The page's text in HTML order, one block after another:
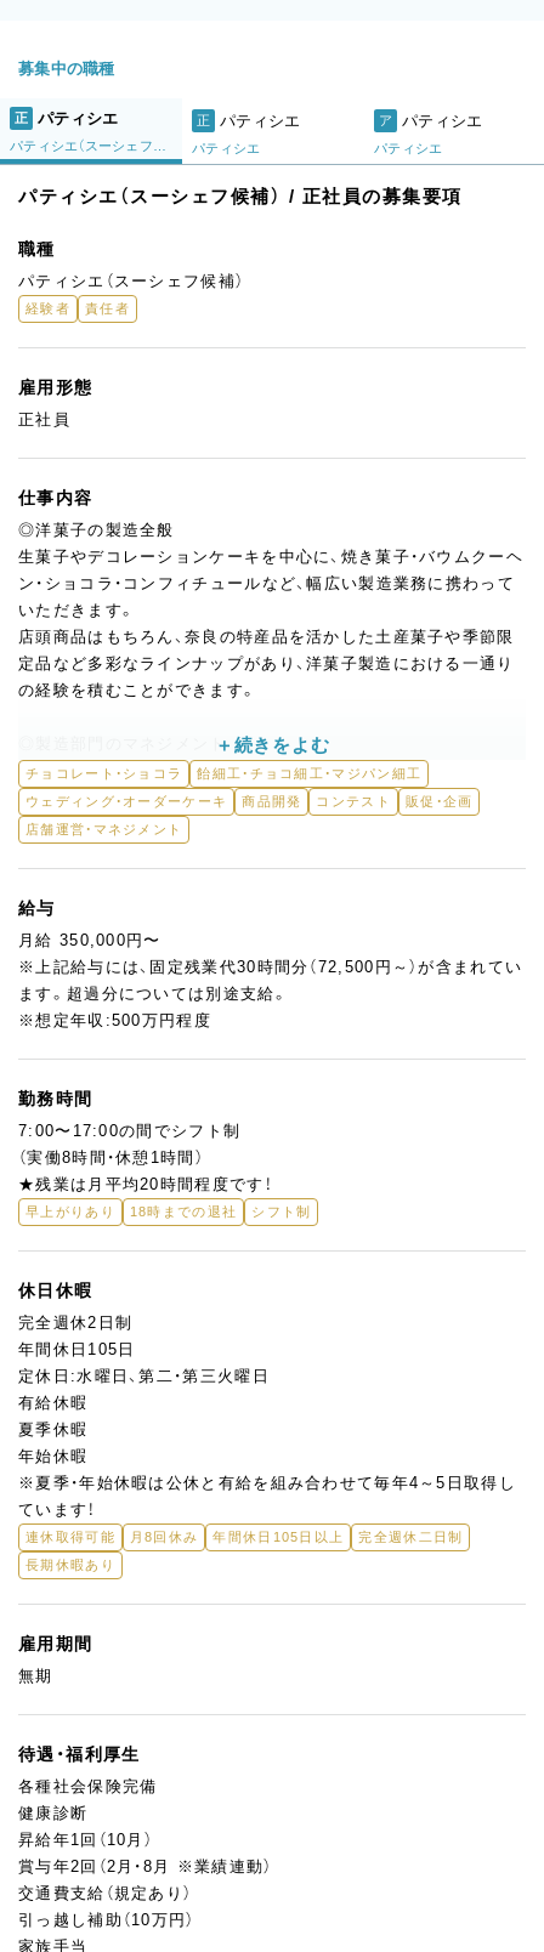
募集中の職種
正 パティシエ 正 パティシエ
パティシエ
ア パティシエ
パティシエ
パティシエ（スーシェフ候補） / 正社員の募集要項
職種
パティシエ（スーシェフ候補）
経験者 責任者
雇用形態
正社員
仕事内容
◎洋菓子の製造全般
生菓子やデコレーションケーキを中心に、焼き菓子・バウムクーヘ
ン・ショコラ・コンフィチュールなど、幅広い製造業務に携わって
いただきます。
店頭商品はもちろん、奈良の特産品を活かした土産菓子や季節限
定品など多彩なラインナップがあり、洋菓子製造における一通り
の経験を積むことができます。
◎製造部門のマネジメント
オーナーシェフの右腕として、製造現場の運営管理をお任せしま
す。
後輩スタッフの技術指導や育成、日々のオペレーション管理、シェ
将来的には、素材選定や生産計画にも関わっていただくことを想
定しています。
★ここが魅力！
奈良の食材を活かしたお菓子作りを通じて、地域に根差したブラ
実際の残業時間は少なめで、無駄を省いた製造フローにより、働き
やすさと生産性を両立。
りたい」そんな志のある方を歓迎します。
チョコレート・ショコラ
飴細工・チョコ細工・マジパン細工
ウェディング・オーダーケーキ
商品開発 コンテスト
販促・企画
店舗運営・マネジメント
給与
月給 350,000円〜
※上記給与には、固定残業代30時間分（72,500円～）が含まれてい
ます。超過分については別途支給。
※想定年収:500万円程度
勤務時間
7:00〜17:00の間でシフト制
（実働8時間・休憩1時間）
★残業は月平均20時間程度です！
早上がりあり 18時までの退社 シフト制
休日休暇
完全週休2日制
年間休日105日
定休日:水曜日、第二・第三火曜日
有給休暇
夏季休暇
年始休暇
※夏季・年始休暇は公休と有給を組み合わせて毎年4～5日取得し
ています！
連休取得可能 月8回休み 年間休日105日以上
完全週休二日制
長期休暇あり
雇用期間
無期
待遇・福利厚生
各種社会保険完備
健康診断
昇給年1回（10月）
賞与年2回（2月・8月 ※業績連動）
交通費支給（規定あり）
引っ越し補助（10万円）
家族手当